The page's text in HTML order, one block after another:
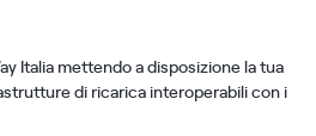
Italia mettendo a disposizione la tua
di ricarica interoperabili con i